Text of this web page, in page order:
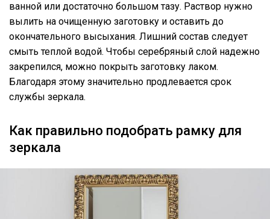
ванной или достаточно большом тазу. Раствор нужно
вылить на очищенную заготовку и оставить до
окончательного высыхания. Лишний состав следует
смыть теплой водой. Чтобы серебряный слой надежно
закрепился, можно покрыть заготовку лаком.
Благодаря этому значительно продлевается срок
службы зеркала.
Как правильно подобрать рамку для
зеркала